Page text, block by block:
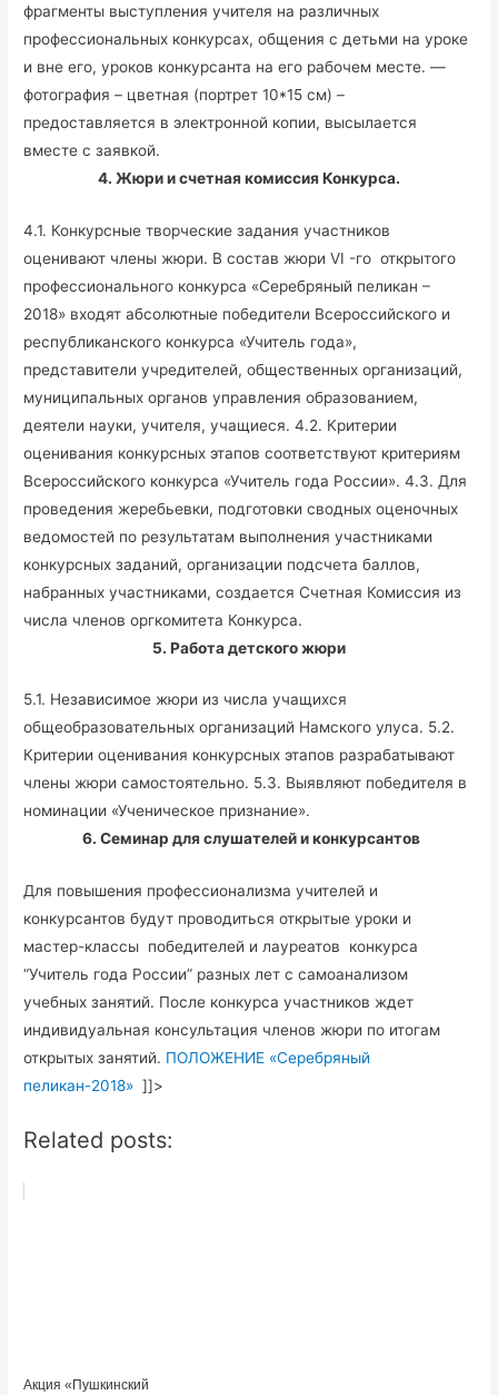
фрагменты выступления учителя на различных
профессиональных конкурсах, общения с детьми на уроке
и вне его, уроков конкурсанта на его рабочем месте. —
фотография – цветная (портрет 10*15 см) –
предоставляется в электронной копии, высылается
вместе с заявкой.
4. Жюри и счетная комиссия Конкурса.
4.1. Конкурсные творческие задания участников
оценивают члены жюри. В состав жюри VI -го открытого
профессионального конкурса «Серебряный пеликан –
2018» входят абсолютные победители Всероссийского и
республиканского конкурса «Учитель года»,
представители учредителей, общественных организаций,
муниципальных органов управления образованием,
деятели науки, учителя, учащиеся. 4.2. Критерии
оценивания конкурсных этапов соответствуют критериям
Всероссийского конкурса «Учитель года России». 4.3. Для
проведения жеребьевки, подготовки сводных оценочных
ведомостей по результатам выполнения участниками
конкурсных заданий, организации подсчета баллов,
набранных участниками, создается Счетная Комиссия из
числа членов оргкомитета Конкурса.
5. Работа детского жюри
5.1. Независимое жюри из числа учащихся
общеобразовательных организаций Намского улуса. 5.2.
Критерии оценивания конкурсных этапов разрабатывают
члены жюри самостоятельно. 5.3. Выявляют победителя в
номинации «Ученическое признание».
6. Cеминар для слушателей и конкурсантов
Для повышения профессионализма учителей и
конкурсантов будут проводиться открытые уроки и
мастер-классы победителей и лауреатов конкурса
“Учитель года России” разных лет с самоанализом
учебных занятий. После конкурса участников ждет
индивидуальная консультация членов жюри по итогам
открытых занятий. ПОЛОЖЕНИЕ «Серебряный
пеликан-2018» ]]>
Related posts:
Акция «Пушкинский